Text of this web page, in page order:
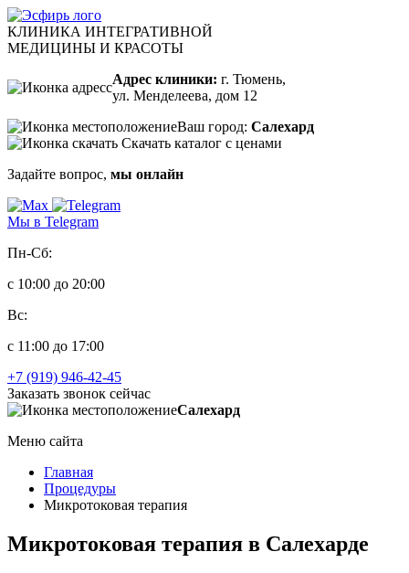
КЛИНИКА ИНТЕГРАТИВНОЙ
МЕДИЦИНЫ И КРАСОТЫ
Адрес клиники: г. Тюмень,
ул. Менделеева, дом 12
Ваш город: Салехард
Скачать каталог с ценами
Задайте вопрос, мы онлайн
Мы в Telegram
Пн-Сб:
с 10:00 до 20:00
Вс:
с 11:00 до 17:00
+7 (919) 946-42-45
Заказать звонок сейчас
Салехард
Меню сайта
Главная
Процедуры
Микротоковая терапия
Микротоковая терапия в Салехарде